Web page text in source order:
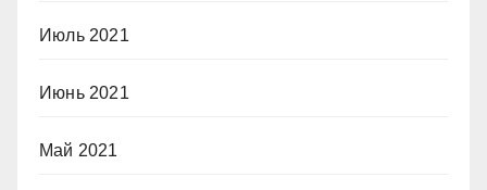
Июль 2021
Июнь 2021
Май 2021